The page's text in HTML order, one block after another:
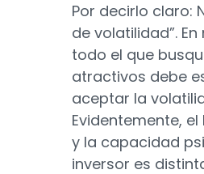
Por decirlo claro:
de volatilidad”.
todo el que
atractivos debe
aceptar la
Evidentemente,
y la capacidad
inversor es